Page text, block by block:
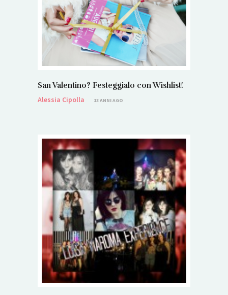
San Valentino? Festeggialo con Wishlist!
Alessia Cipolla
13 ANNI AGO